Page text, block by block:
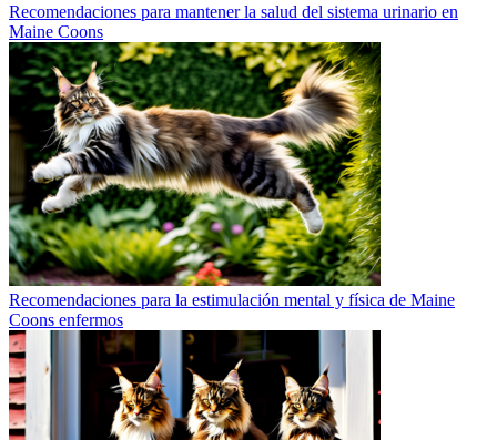
Recomendaciones para mantener la salud del sistema urinario en
Maine Coons
Recomendaciones para la estimulación mental y física de Maine
Coons enfermos